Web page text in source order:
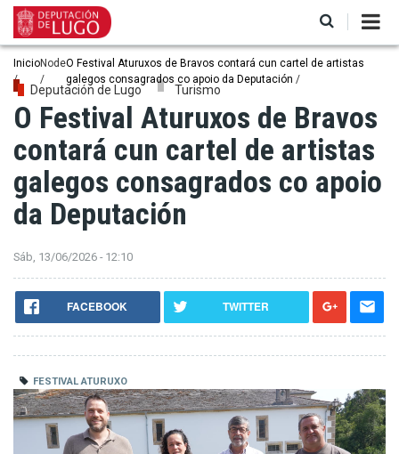
contido
principal
Miga
de
pan
InicioNodeO Festival Aturuxos de Bravos contará cun cartel de artistas
galegos consagrados co apoio da Deputación
Deputación de Lugo Turismo
O Festival Aturuxos de Bravos
contará cun cartel de artistas
galegos consagrados co apoio
da Deputación
Sáb, 13/06/2026 - 12:10
FACEBOOK TWITTER
FESTIVAL ATURUXO